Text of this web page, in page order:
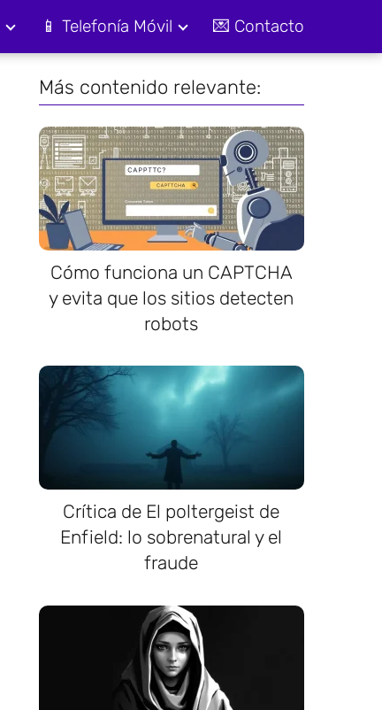
📱 Telefonía Móvil 💌 Contacto
Más contenido relevante:
Cómo funciona un CAPTCHA
y evita que los sitios detecten
robots
Crítica de El poltergeist de
Enfield: lo sobrenatural y el
fraude